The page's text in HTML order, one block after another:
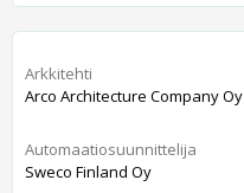
Arkkitehti
Arco Architecture Company Oy
Automaatiosuunnittelija
Sweco Finland Oy